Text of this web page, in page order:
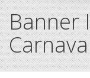
Banner